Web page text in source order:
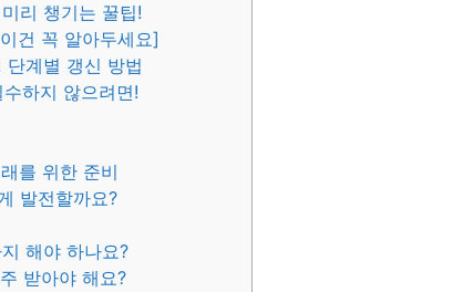
리 챙기는 꿀팁!
건 꼭 알아두세요]
계별 갱신 방법
하지 않으려면!
를 위한 준비
발전할까요?
해야 하나요?
받아야 해요?